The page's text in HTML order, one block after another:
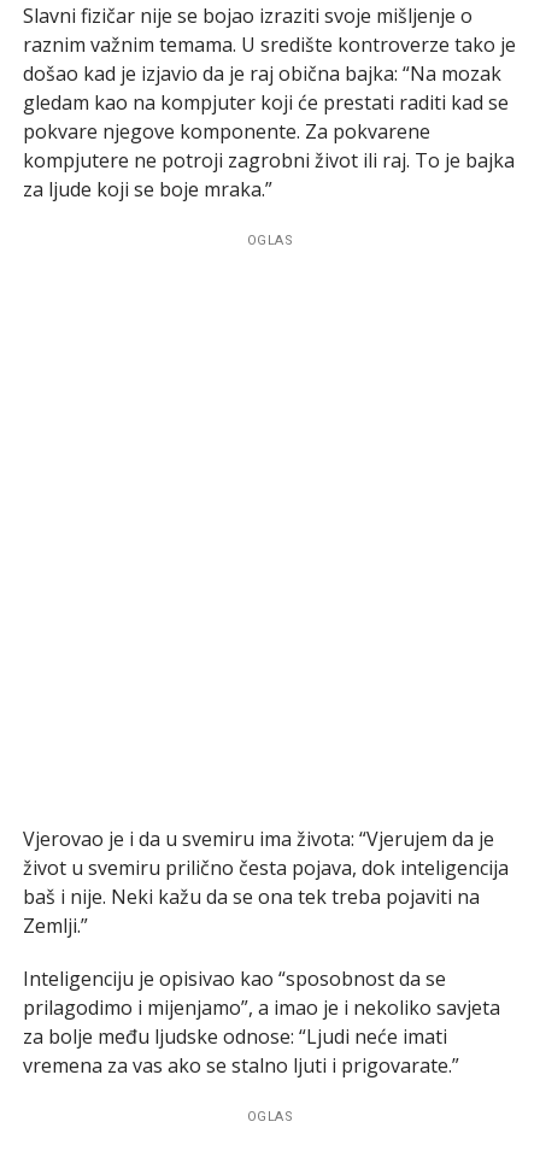
Slavni fizičar nije se bojao izraziti svoje mišljenje o
raznim važnim temama. U središte kontroverze tako je
došao kad je izjavio da je raj obična bajka: “Na mozak
gledam kao na kompjuter koji će prestati raditi kad se
pokvare njegove komponente. Za pokvarene
kompjutere ne potroji zagrobni život ili raj. To je bajka
za ljude koji se boje mraka.”
OGLAS
Vjerovao je i da u svemiru ima života: “Vjerujem da je
život u svemiru prilično česta pojava, dok inteligencija
baš i nije. Neki kažu da se ona tek treba pojaviti na
Zemlji.”
Inteligenciju je opisivao kao “sposobnost da se
prilagodimo i mijenjamo”, a imao je i nekoliko savjeta
za bolje među ljudske odnose: “Ljudi neće imati
vremena za vas ako se stalno ljuti i prigovarate.”
OGLAS